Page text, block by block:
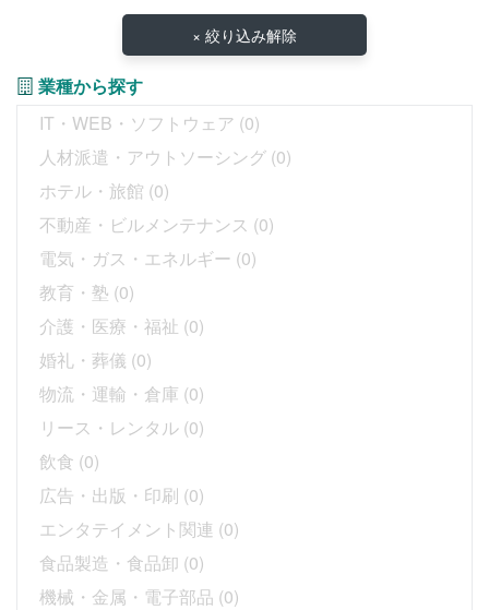
× 絞り込み解除
業種から探す
IT・WEB・ソフトウェア (0)
人材派遣・アウトソーシング (0)
ホテル・旅館 (0)
不動産・ビルメンテナンス (0)
電気・ガス・エネルギー (0)
教育・塾 (0)
介護・医療・福祉 (0)
婚礼・葬儀 (0)
物流・運輸・倉庫 (0)
リース・レンタル (0)
飲食 (0)
広告・出版・印刷 (0)
エンタテイメント関連 (0)
食品製造・食品卸 (0)
機械・金属・電子部品 (0)